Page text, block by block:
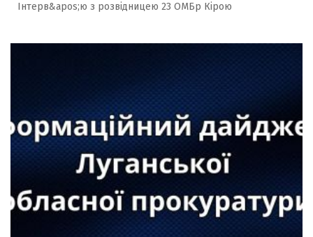
Інтерв&apos;ю з розвідницею 23 ОМБр Кірою